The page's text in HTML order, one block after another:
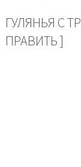
ГУЛЯНЬЯ С
ПРАВИТЬ ]